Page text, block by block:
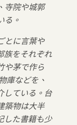
寺院や城郭
る。
とに言葉や
族をそれぞれ
や茅で作ら
庫などを、
している。台
築物は大半
した書籍も少